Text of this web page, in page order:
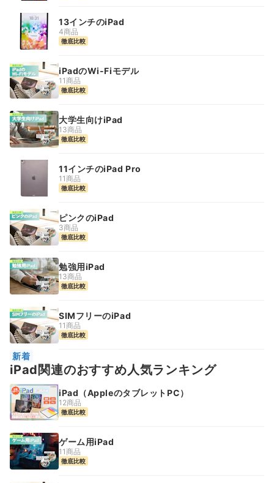
13インチのiPad
4商品
徹底比較
iPadのWi-Fiモデル
11商品
徹底比較
大学生向けiPad
13商品
徹底比較
11インチのiPad Pro
11商品
徹底比較
ピンクのiPad
3商品
徹底比較
勉強用iPad
13商品
徹底比較
SIMフリーのiPad
11商品
徹底比較
新着
iPad関連のおすすめ人気ランキング
iPad（AppleのタブレットPC）
12商品
徹底比較
ゲーム用iPad
11商品
徹底比較